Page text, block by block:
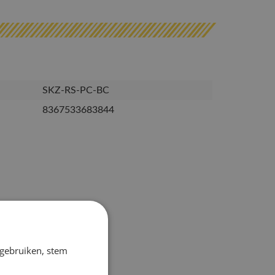
SKZ-RS-PC-BC
8367533683844
stem